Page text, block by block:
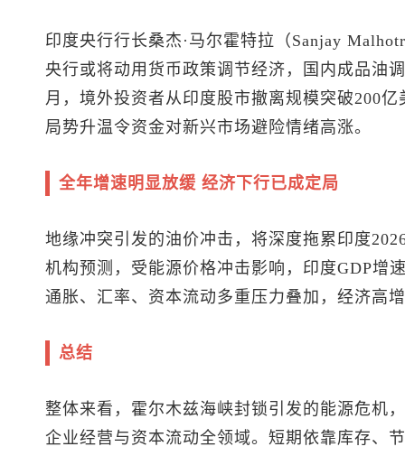
印度央行行长桑杰·马尔霍特拉（Sanjay
央行或将动用货币政策调节经济，国内成品油
月，境外投资者从印度股市撤离规模突破200
局势升温令资金对新兴市场避险情绪高涨。
全年增速明显放缓 经济下行已成定局
地缘冲突引发的油价冲击，将深度拖累印度
机构预测，受能源价格冲击影响，印度GDP增
通胀、汇率、资本流动多重压力叠加，经济高
总结
整体来看，霍尔木兹海峡封锁引发的能源危机
企业经营与资本流动全领域。短期依靠库存、